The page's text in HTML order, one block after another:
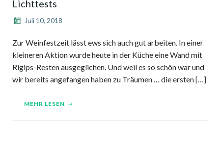
Lichttests
Juli 10, 2018
Zur Weinfestzeit lässt ews sich auch gut arbeiten. In einer
kleineren Aktion wurde heute in der Küche eine Wand mit
Rigips-Resten ausgeglichen. Und weil es so schön war und
wir bereits angefangen haben zu Träumen … die ersten […]
MEHR LESEN